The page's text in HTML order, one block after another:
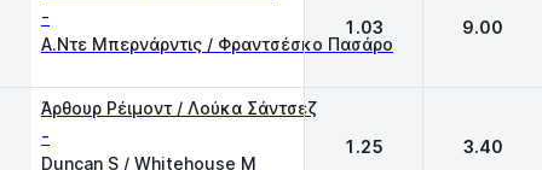
-
Α.Ντε Μπερνάρντις / Φραντσέσκο Πασάρο
1.03 9.00
Άρθουρ Ρέιμοντ / Λούκα Σάντσεζ
-
Duncan S / Whitehouse M
1.25 3.40